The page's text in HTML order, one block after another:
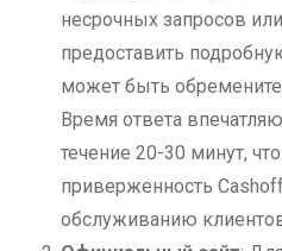
несрочных запросов
предоставить
может быть
Время ответа
течение 20-30 минут,
приверженность
обслуживанию